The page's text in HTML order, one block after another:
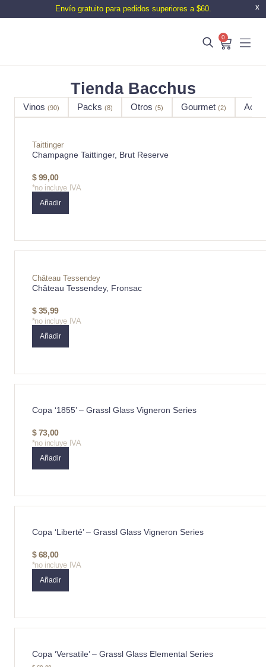
X
Envío gratuito para pedidos superiores a $60.
0
Tienda Bacchus
Vinos (90) Packs (8) Otros (5) Gourmet (2)
Taittinger
Champagne Taittinger, Brut Reserve
$99,00
*no incluye IVA
Añadir
Château Tessendey
Château Tessendey, Fronsac
$35,99
*no incluye IVA
Añadir
Copa ‘1855’ – Grassl Glass Vigneron Series
$73,00
*no incluye IVA
Añadir
Copa ‘Liberté’ – Grassl Glass Vigneron Series
$68,00
*no incluye IVA
Añadir
Copa ‘Versatile’ – Grassl Glass Elemental Series